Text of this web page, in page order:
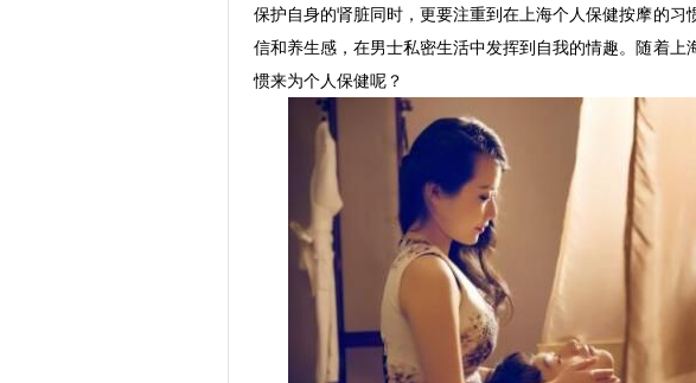
保护自身的肾脏同时，更要注重到在上海个人保健按摩的习
信和养生感，在男士私密生活中发挥到自我的情趣。随着上
惯来为个人保健呢？